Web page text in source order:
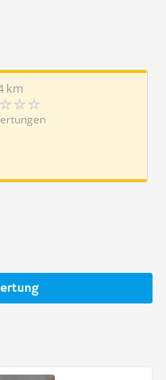
km